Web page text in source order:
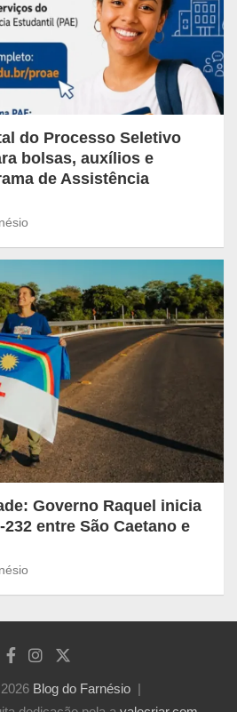
do Processo Seletivo
bolsas, auxílios e
de Assistência
Governo Raquel inicia
entre São Caetano e
Blog do Farnésio